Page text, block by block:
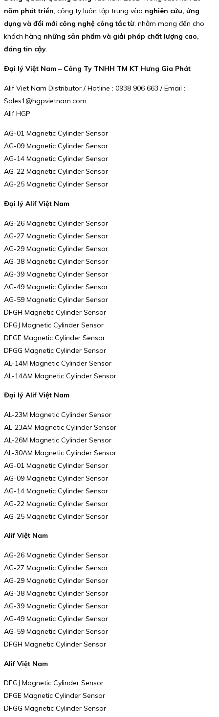
năm phát triển, công ty luôn tập trung vào nghiên cứu, ứng
dụng và đổi mới công nghệ công tắc từ, nhằm mang đến cho
khách hàng những sản phẩm và giải pháp chất lượng cao,
đáng tin cậy.
Đại lý Việt Nam – Công Ty TNHH TM KT Hưng Gia Phát
Alif Viet Nam Distributor / Hotline : 0938 906 663 / Email :
Sales1@hgpvietnam.com
Alif HGP
AG-01 Magnetic Cylinder Sensor
AG-09 Magnetic Cylinder Sensor
AG-14 Magnetic Cylinder Sensor
AG-22 Magnetic Cylinder Sensor
AG-25 Magnetic Cylinder Sensor
Đại lý Alif Việt Nam
AG-26 Magnetic Cylinder Sensor
AG-27 Magnetic Cylinder Sensor
AG-29 Magnetic Cylinder Sensor
AG-38 Magnetic Cylinder Sensor
AG-39 Magnetic Cylinder Sensor
AG-49 Magnetic Cylinder Sensor
AG-59 Magnetic Cylinder Sensor
DFGH Magnetic Cylinder Sensor
DFGJ Magnetic Cylinder Sensor
DFGE Magnetic Cylinder Sensor
DFGG Magnetic Cylinder Sensor
AL-14M Magnetic Cylinder Sensor
AL-14AM Magnetic Cylinder Sensor
Đại lý Alif Việt Nam
AL-23M Magnetic Cylinder Sensor
AL-23AM Magnetic Cylinder Sensor
AL-26M Magnetic Cylinder Sensor
AL-30AM Magnetic Cylinder Sensor
AG-01 Magnetic Cylinder Sensor
AG-09 Magnetic Cylinder Sensor
AG-14 Magnetic Cylinder Sensor
AG-22 Magnetic Cylinder Sensor
AG-25 Magnetic Cylinder Sensor
Alif Việt Nam
AG-26 Magnetic Cylinder Sensor
AG-27 Magnetic Cylinder Sensor
AG-29 Magnetic Cylinder Sensor
AG-38 Magnetic Cylinder Sensor
AG-39 Magnetic Cylinder Sensor
AG-49 Magnetic Cylinder Sensor
AG-59 Magnetic Cylinder Sensor
DFGH Magnetic Cylinder Sensor
Alif Việt Nam
DFGJ Magnetic Cylinder Sensor
DFGE Magnetic Cylinder Sensor
DFGG Magnetic Cylinder Sensor